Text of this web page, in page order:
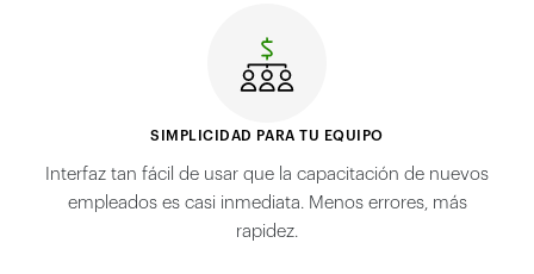
SIMPLICIDAD PARA TU EQUIPO
Interfaz tan fácil de usar que la capacitación de nuevos
empleados es casi inmediata. Menos errores, más
rapidez.